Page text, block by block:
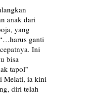
anak dari
yang
ganti
Ini
bisa
tapol”
Melati, ia kini
diri telah